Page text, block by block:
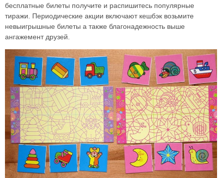
бесплатные билеты получите и распишитесь популярные
тиражи. Периодические акции включают кешбэк возьмите
невыигрышные билеты а также благонадежность выше
ангажемент друзей.